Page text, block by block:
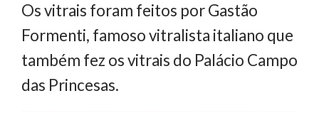
Os vitrais foram feitos por Gastão
Formenti, famoso vitralista italiano que
também fez os vitrais do Palácio Campo
das Princesas.